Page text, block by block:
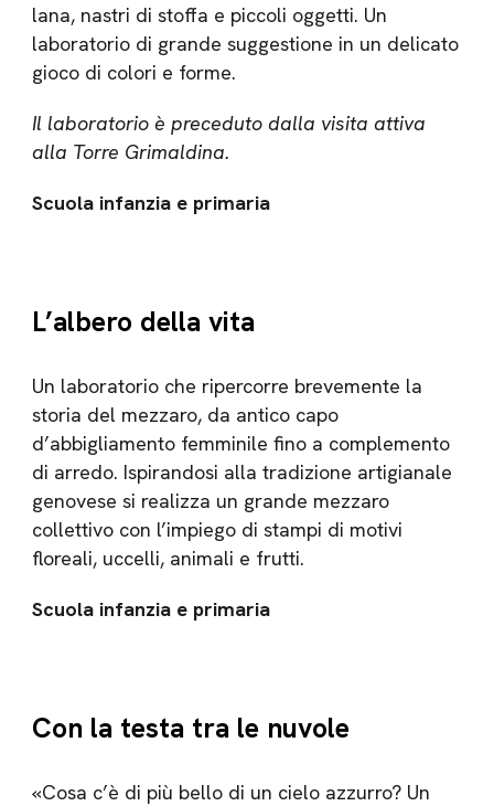
lana, nastri di stoffa e piccoli oggetti. Un
laboratorio di grande suggestione in un delicato
gioco di colori e forme.
Il laboratorio è preceduto dalla visita attiva
alla Torre Grimaldina.
Scuola infanzia e primaria
L’albero della vita
Un laboratorio che ripercorre brevemente la
storia del mezzaro, da antico capo
d’abbigliamento femminile fino a complemento
di arredo. Ispirandosi alla tradizione artigianale
genovese si realizza un grande mezzaro
collettivo con l’impiego di stampi di motivi
floreali, uccelli, animali e frutti.
Scuola infanzia e primaria
Con la testa tra le nuvole
«Cosa c’è di più bello di un cielo azzurro? Un